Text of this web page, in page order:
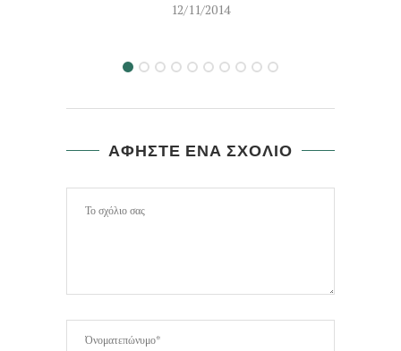
12/11/2014
ΑΦΗΣΤΕ ΕΝΑ ΣΧΟΛΙΟ